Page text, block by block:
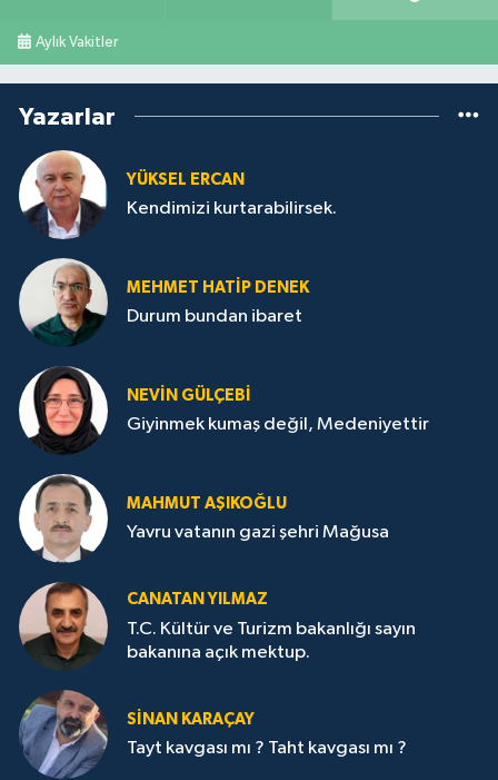
Aylık Vakitler
Yazarlar
YÜKSEL ERCAN
Kendimizi kurtarabilirsek.
MEHMET HATİP DENEK
Durum bundan ibaret
NEVİN GÜLÇEBİ
Giyinmek kumaş değil, Medeniyettir
MAHMUT AŞIKOĞLU
Yavru vatanın gazi şehri Mağusa
CANATAN YILMAZ
T.C. Kültür ve Turizm bakanlığı sayın
bakanına açık mektup.
SİNAN KARAÇAY
Tayt kavgası mı ? Taht kavgası mı ?